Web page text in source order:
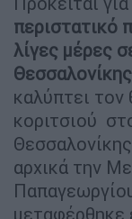
περιστατικό
λίγες μέρες
καλύπτει τον
κοριτσιού
αρχικά την
μεταφέρθηκε